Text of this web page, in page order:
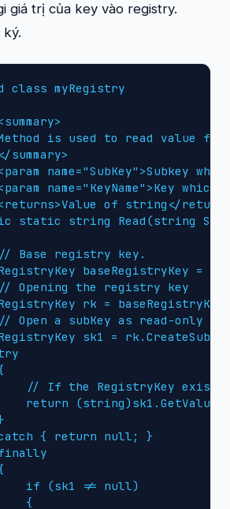
giá trị của key vào registry.
ký.
class myRegistry
is used to read value
summary>
name="SubKey">Subkey
name="KeyName">Key which
of string</
static string Read(string
Base registry key.
baseRegistryKey =
Opening the registry key
rk =
Open a subKey as read-only
sk1 =
// If the RegistryKey
return
{ return null; }
if (sk1 != null)
{